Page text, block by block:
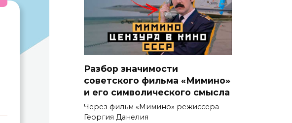
Разбор значимости
советского фильма «Мимино»
и его символического смысла
Через фильм «Мимино» режиссера
Георгия Данелия